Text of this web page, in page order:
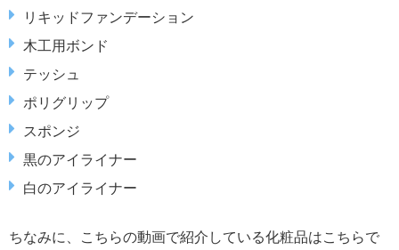
リキッドファンデーション
木工用ボンド
テッシュ
ポリグリップ
スポンジ
黒のアイライナー
白のアイライナー
ちなみに、こちらの動画で紹介している化粧品はこちらで